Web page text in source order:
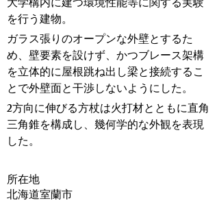
大学構内に建つ環境性能等に関する実験
を行う建物。
ガラス張りのオープンな外壁とするた
め、壁要素を設けず、かつブレース架構
を立体的に屋根跳ね出し梁と接続するこ
とで外壁面と干渉しないようにした。
2方向に伸びる方杖は火打材とともに直角
三角錐を構成し、幾何学的な外観を表現
した。
​所在地
北海道室蘭市